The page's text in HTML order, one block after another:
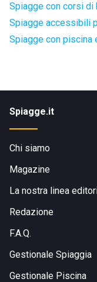
Spiagge con corsi
Spiagge accessibili
Spiagge con piscina
Spiagge.it
Chi siamo
Magazine
La nostra linea
Redazione
F.A.Q.
Gestionale Spiaggia
Gestionale Piscina